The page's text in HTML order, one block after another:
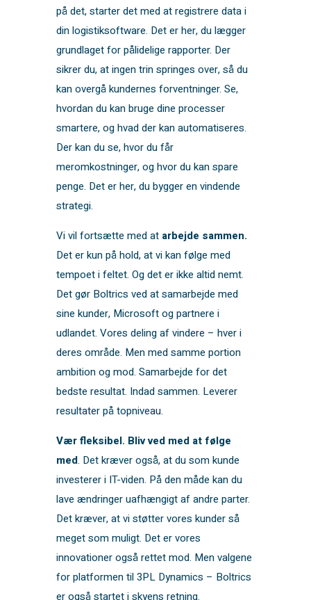
på det, starter det med at registrere data i
din logistiksoftware. Det er her, du lægger
grundlaget for pålidelige rapporter. Der
sikrer du, at ingen trin springes over, så du
kan overgå kundernes forventninger. Se,
hvordan du kan bruge dine processer
smartere, og hvad der kan automatiseres.
Der kan du se, hvor du får
meromkostninger, og hvor du kan spare
penge. Det er her, du bygger en vindende
strategi.
Vi vil fortsætte med at arbejde sammen.
Det er kun på hold, at vi kan følge med
tempoet i feltet. Og det er ikke altid nemt.
Det gør Boltrics ved at samarbejde med
sine kunder, Microsoft og partnere i
udlandet. Vores deling af vindere – hver i
deres område. Men med samme portion
ambition og mod. Samarbejde for det
bedste resultat. Indad sammen. Leverer
resultater på topniveau.
Vær fleksibel. Bliv ved med at følge
med. Det kræver også, at du som kunde
investerer i IT-viden. På den måde kan du
lave ændringer uafhængigt af andre parter.
Det kræver, at vi støtter vores kunder så
meget som muligt. Det er vores
innovationer også rettet mod. Men valgene
for platformen til 3PL Dynamics – Boltrics
er også startet i skyens retning.